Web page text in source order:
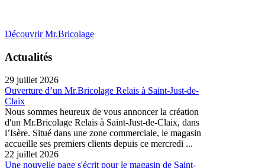
Découvrir Mr.Bricolage
Actualités
29 juillet 2026
Ouverture d’un Mr.Bricolage Relais à Saint-Just-de-
Claix
Nous sommes heureux de vous annoncer la création
d'un Mr.Bricolage Relais à Saint-Just-de-Claix, dans
l’Isère. Situé dans une zone commerciale, le magasin
accueille ses premiers clients depuis ce mercredi ...
22 juillet 2026
Une nouvelle page s'écrit pour le magasin de Saint-